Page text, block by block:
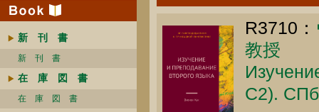
新 刊 書
新 刊 書
在 庫 図 書
在 庫 図 書
R3710：
教授
С2).